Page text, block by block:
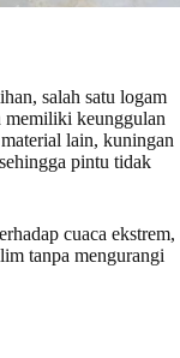
salah satu logam
keunggulan
lain, kuningan
pintu tidak
cuaca ekstrem,
tanpa mengurangi